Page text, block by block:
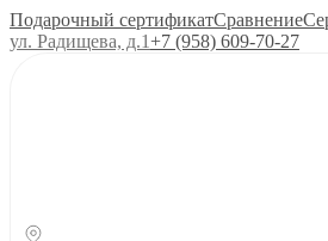
Подарочный сертификатСравнение
ул. Радищева, д.1+7 (958) 609‑70‑27